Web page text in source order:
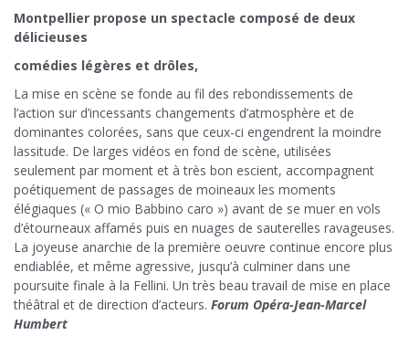
Montpellier propose un spectacle composé de deux
délicieuses
comédies légères et drôles,
La mise en scène se fonde au fil des rebondissements de
l’action sur d’incessants changements d’atmosphère et de
dominantes colorées, sans que ceux-ci engendrent la moindre
lassitude. De larges vidéos en fond de scène, utilisées
seulement par moment et à très bon escient, accompagnent
poétiquement de passages de moineaux les moments
élégiaques (« O mio Babbino caro ») avant de se muer en vols
d’étourneaux affamés puis en nuages de sauterelles ravageuses.
La joyeuse anarchie de la première oeuvre continue encore plus
endiablée, et même agressive, jusqu’à culminer dans une
poursuite finale à la Fellini. Un très beau travail de mise en place
théâtral et de direction d’acteurs. Forum Opéra-Jean-Marcel
Humbert